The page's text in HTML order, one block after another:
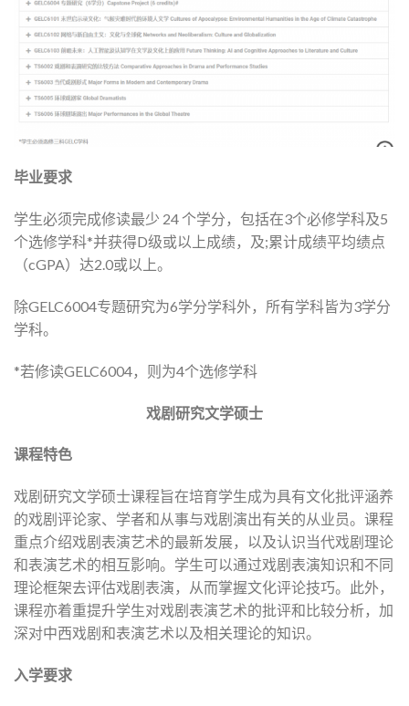
毕业要求
学生必须完成修读最少 24 个学分，包括在3个必修学科及5
个选修学科*并获得D级或以上成绩，及;累计成绩平均绩点
（cGPA）达2.0或以上。
除GELC6004专题研究为6学分学科外，所有学科皆为3学分
学科。
*若修读GELC6004，则为4个选修学科
戏剧研究文学硕士
课程特色
戏剧研究文学硕士课程旨在培育学生成为具有文化批评涵养
的戏剧评论家、学者和从事与戏剧演出有关的从业员。课程
重点介绍戏剧表演艺术的最新发展，以及认识当代戏剧理论
和表演艺术的相互影响。学生可以通过戏剧表演知识和不同
理论框架去评估戏剧表演，从而掌握文化评论技巧。此外，
课程亦着重提升学生对戏剧表演艺术的批评和比较分析，加
深对中西戏剧和表演艺术以及相关理论的知识。
入学要求